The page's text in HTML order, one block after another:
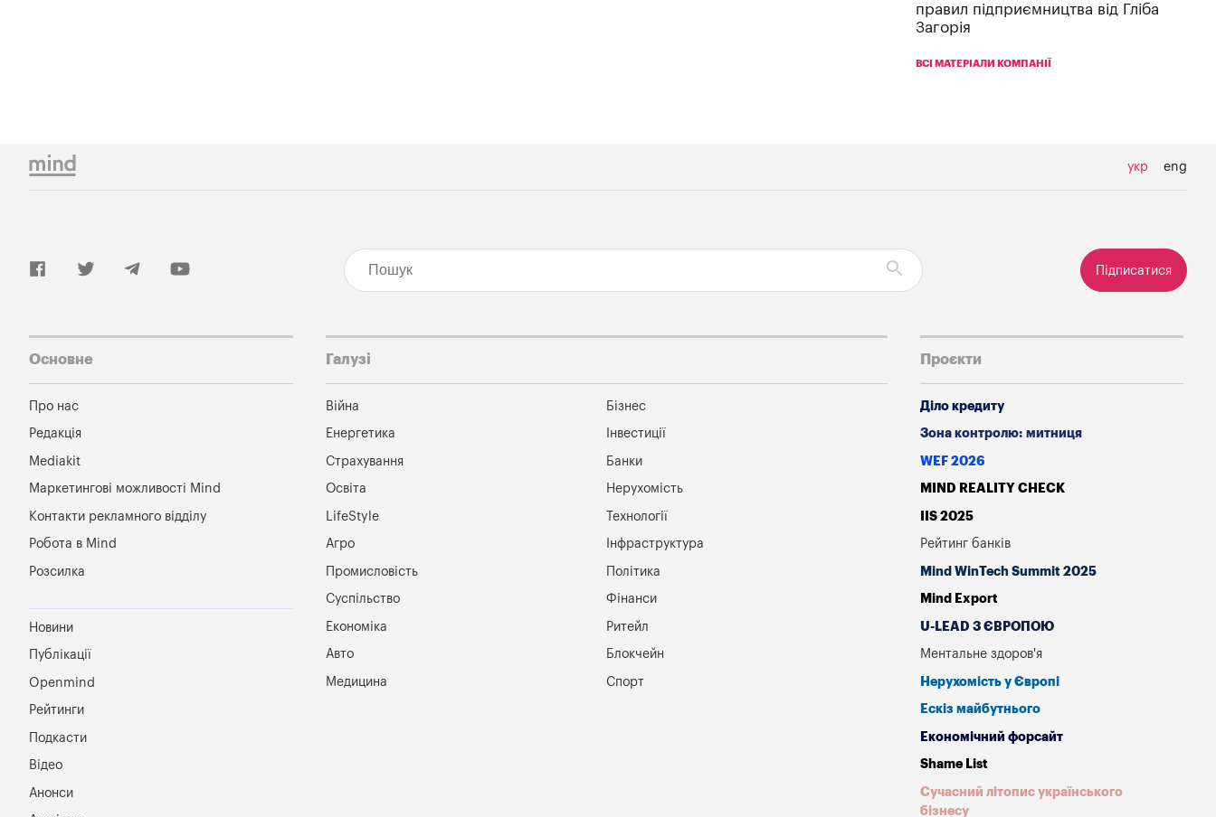
правил підприємництва від Гліба
Загорія
ВСІ МАТЕРІАЛИ КОМПАНІЇ
укр eng
Підписатися
Основне
Про нас
Редакція
Mediakit
Маркетингові можливості Mind
Контакти рекламного відділу
Робота в Mind
Розсилка
Новини
Публікації
Openmind
Рейтинги
Подкасти
Відео
Анонси
Галузі
Війна Бізнес
Енергетика Інвестиції
Страхування Банки
Освіта Нерухомість
LifeStyle Технології
Агро Інфраструктура
Промисловість Політика
Суспільство Фінанси
Економіка Ритейл
Авто Блокчейн
Медицина Спорт
Проєкти
Діло кредиту
Зона контролю: митниця
WEF 2026
MIND REALITY CHECK
IIS 2025
Рейтинг банків
Mind WinTech Summit 2025
Mind Export
U-LEAD З ЄВРОПОЮ
Ментальне здоров'я
Нерухомість у Європі
Ескіз майбутнього
Економічний форсайт
Shame List
Сучасний літопис українського
бізнесу